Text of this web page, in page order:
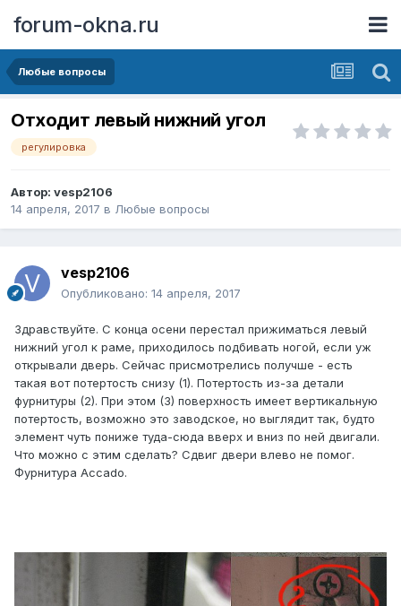
forum-okna.ru
Любые вопросы
Отходит левый нижний угол
регулировка
Автор: vesp2106
14 апреля, 2017 в Любые вопросы
vesp2106
Опубликовано: 14 апреля, 2017
Здравствуйте. С конца осени перестал прижиматься левый
нижний угол к раме, приходилось подбивать ногой, если уж
открывали дверь. Сейчас присмотрелись получше - есть
такая вот потертость снизу (1). Потертость из-за детали
фурнитуры (2). При этом (3) поверхность имеет вертикальную
потертость, возможно это заводское, но выглядит так, будто
элемент чуть пониже туда-сюда вверх и вниз по ней двигали.
Что можно с этим сделать? Сдвиг двери влево не помог.
Фурнитура Аccado.